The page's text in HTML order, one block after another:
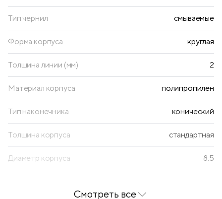
Тип чернил смываемые
Форма корпуса круглая
Толщина линии (мм) 2
Материал корпуса полипропилен
Тип наконечника конический
Толщина корпуса стандартная
Диаметр корпуса 8.5
Смотреть все